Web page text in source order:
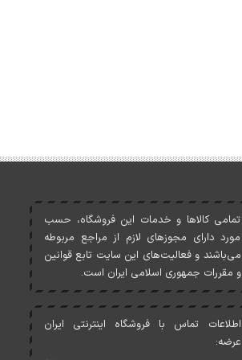
تمامی کالاها و خدمات اين فروشگاه، حسب
مورد دارای مجوزهای لازم از مراجع مربوطه
می‌باشند و فعاليت‌های اين سايت تابع قوانين
و مقررات جمهوری اسلامی ايران است.
اطلاعات تماس با فروشگاه اینترنتی ایران
عرضه: